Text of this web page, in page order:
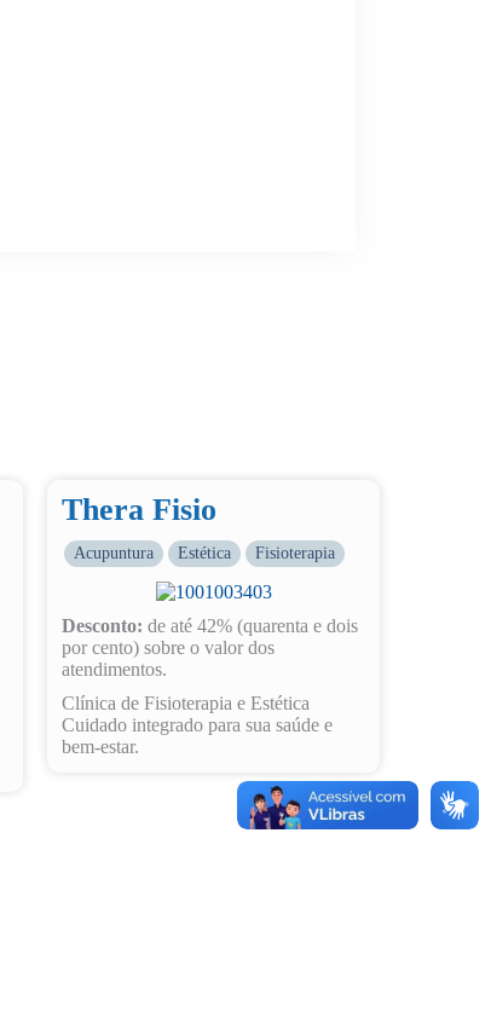
Thera Fisio
Acupuntura Estética Fisioterapia
Desconto: de até 42% (quarenta e dois
por cento) sobre o valor dos
atendimentos.
Clínica de Fisioterapia e Estética
Cuidado integrado para sua saúde e
bem-estar.